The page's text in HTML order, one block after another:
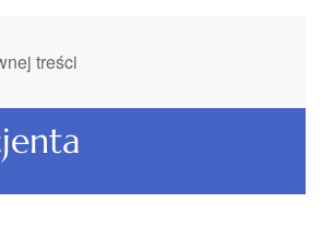
treści